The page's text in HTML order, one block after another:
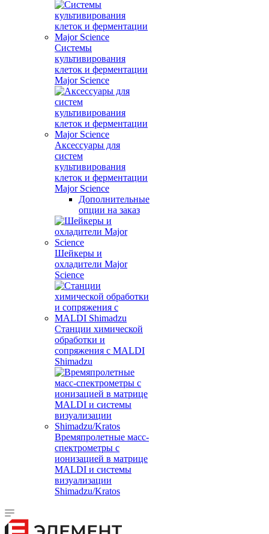
Системы
культивирования
клеток и ферментации
Major Science
Аксессуары для
систем
культивирования
клеток и ферментации
Major Science
Дополнительные
опции на заказ
Шейкеры и
охладители Major
Science
Станции химической
обработки и
сопряжения с MALDI
Shimadzu
Времяпролетные масс-
спектрометры с
ионизацией в матрице
MALDI и системы
визуализации
Shimadzu/Kratos